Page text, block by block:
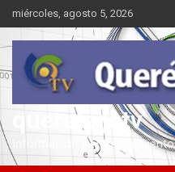
Saltar
al
contenido
miércoles, agosto 5, 2026
queretarotv
Información y entretenimiento